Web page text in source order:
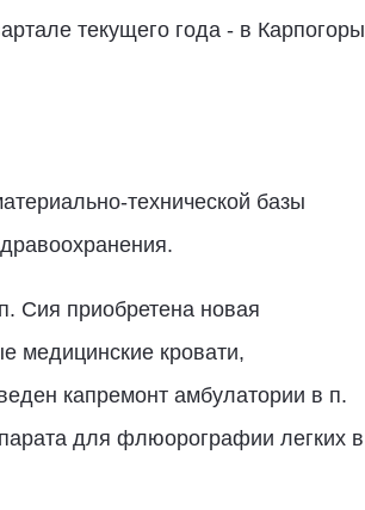
текущего года - в Карпогоры
технической базы
Сия приобретена новая
медицинские кровати,
капремонт амбулатории в п.
для флюорографии легких в